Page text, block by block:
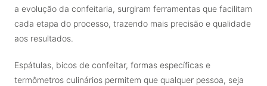
a evolução da confeitaria, surgiram ferramentas que facilitam
cada etapa do processo, trazendo mais precisão e qualidade
aos resultados.
Espátulas, bicos de confeitar, formas específicas e
termômetros culinários permitem que qualquer pessoa, seja